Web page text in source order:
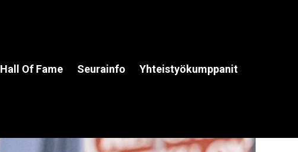
Hall Of Fame Seurainfo Yhteistyökumppanit